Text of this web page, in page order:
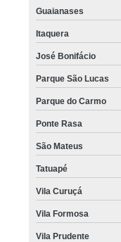
Guaianases
Itaquera
José Bonifácio
Parque São Lucas
Parque do Carmo
Ponte Rasa
São Mateus
Tatuapé
Vila Curuçá
Vila Formosa
Vila Prudente